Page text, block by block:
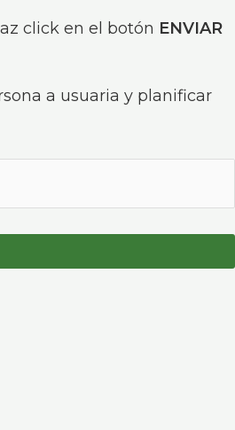
click en el botón ENVIAR
a usuaria y planificar